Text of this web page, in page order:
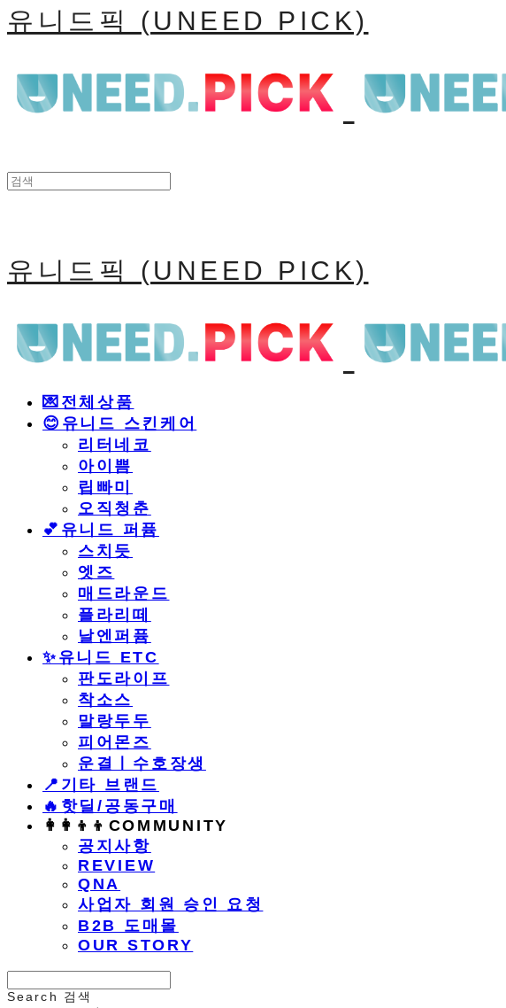
유니드픽 (UNEED PICK)
유니드픽 (UNEED PICK)
💌전체상품
😊유니드 스킨케어
리터네코
아이쁨
립빠미
오직청춘
💕유니드 퍼퓸
스치듯
엣즈
매드라운드
플라리떼
날엔퍼퓸
​✨유니드 ETC
판도라이프
착소스
말랑두두
피어몬즈
운결ㅣ수호장생
📍기타 브랜드
🔥핫딜/공동구매
👩‍👩‍👦‍👦COMMUNITY
공지사항
REVIEW
QNA
사업자 회원 승인 요청
B2B 도매몰
OUR STORY
Search
검색